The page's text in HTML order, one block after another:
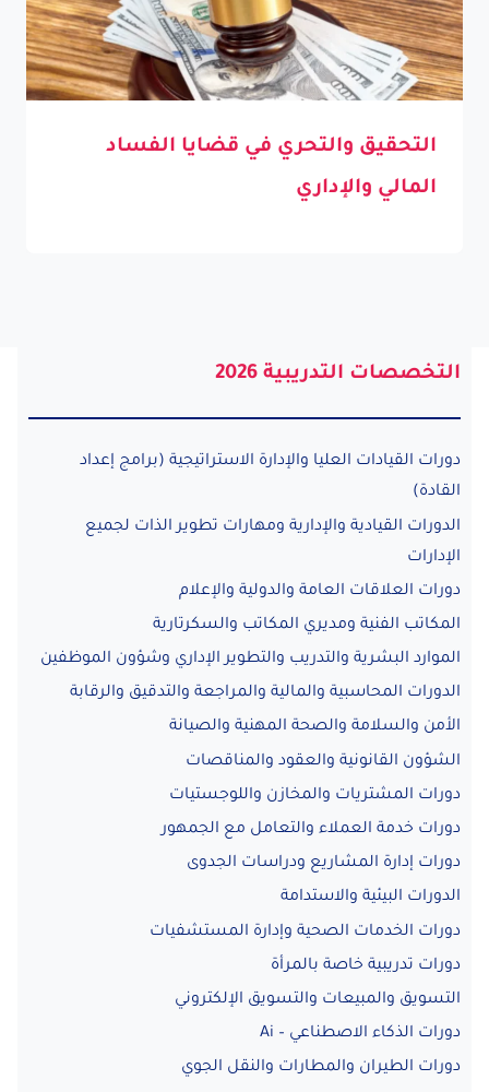
التحقيق والتحري في قضايا الفساد
المالي والإداري
التخصصات التدريبية 2026
دورات القيادات العليا والإدارة الاستراتيجية (برامج إعداد
القادة)
الدورات القيادية والإدارية ومهارات تطوير الذات لجميع
الإدارات
دورات العلاقات العامة والدولية والإعلام
المكاتب الفنية ومديري المكاتب والسكرتارية
الموارد البشرية والتدريب والتطوير الإداري وشؤون الموظفين
الدورات المحاسبية والمالية والمراجعة والتدقيق والرقابة
الأمن والسلامة والصحة المهنية والصيانة
الشؤون القانونية والعقود والمناقصات
دورات المشتريات والمخازن واللوجستيات
دورات خدمة العملاء والتعامل مع الجمهور
دورات إدارة المشاريع ودراسات الجدوى
الدورات البيئية والاستدامة
دورات الخدمات الصحية وإدارة المستشفيات
دورات تدريبية خاصة بالمرأة
التسويق والمبيعات والتسويق الإلكتروني
دورات الذكاء الاصطناعي – Ai
دورات الطيران والمطارات والنقل الجوي